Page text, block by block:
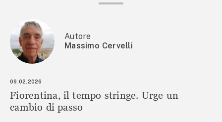
Autore
Massimo Cervelli
09.02.2026
Fiorentina, il tempo stringe. Urge un
cambio di passo